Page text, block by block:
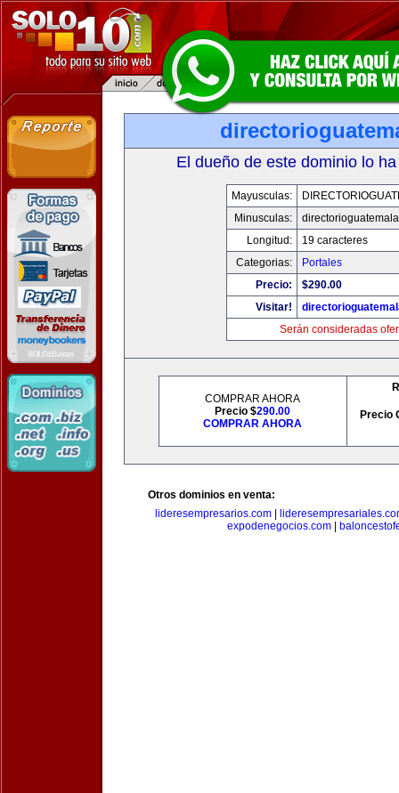
El dueño de este dominio lo
Mayusculas:
Minusculas:
Longitud:
19 caracteres
Categorias:
Portales
Precio:
$290.00
Visitar!
Serán consideradas
COMPRAR AHORA
Precio $290.00
COMPRAR AHORA
Precio
Otros dominios en venta:
lideresempresarios.com|
expodenegocios.com|